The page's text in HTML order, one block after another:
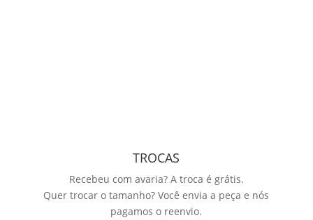
TROCAS
Recebeu com avaria? A troca é grátis.
Quer trocar o tamanho? Você envia a peça e nós
pagamos o reenvio.